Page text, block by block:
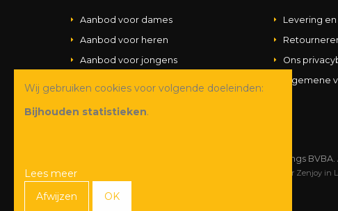
Aanbod voor dames
Aanbod voor heren
Aanbod voor jongens
Levering
Ons
Algemene
© Copyright 2026 Schoenen Ruytings
door Zenjoy in
Wij gebruiken cookies voor volgende doeleinden:
Bijhouden statistieken.
Lees meer
Afwijzen
OK